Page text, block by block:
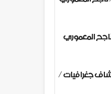
المعموري
جغرافيات /